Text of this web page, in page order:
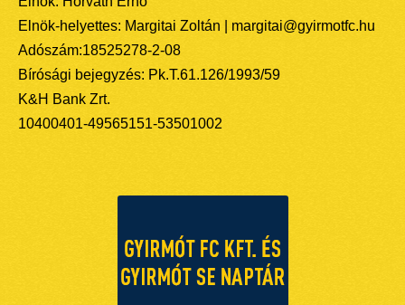
Elnök-helyettes: Margitai Zoltán | margitai@gyirmotfc.hu
Adószám:18525278-2-08
Bírósági bejegyzés: Pk.T.61.126/1993/59
K&H Bank Zrt.
10400401-49565151-53501002